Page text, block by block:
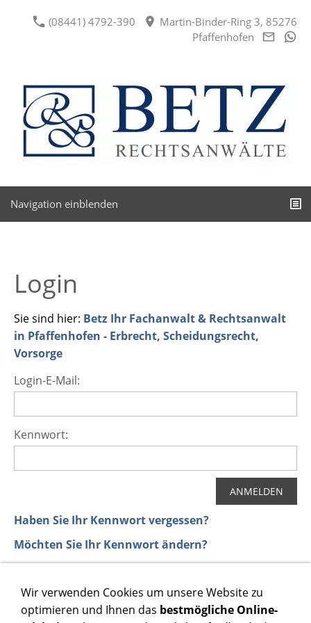
(08441) 4792-390
Martin-Binder-Ring 3, 85276
Pfaffenhofen
Navigation einblenden
Login
Sie sind hier: Betz Ihr Fachanwalt & Rechtsanwalt
in Pfaffenhofen - Erbrecht, Scheidungsrecht,
Vorsorge
Login-E-Mail:
Kennwort:
Haben Sie Ihr Kennwort vergessen?
Möchten Sie Ihr Kennwort ändern?
Wir verwenden Cookies um unsere Website zu
optimieren und Ihnen das bestmögliche Online-